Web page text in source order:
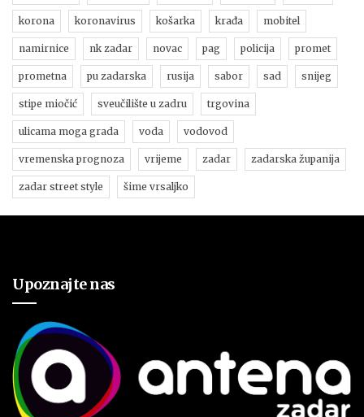
korona koronavirus košarka krađa mobitel
namirnice nk zadar novac pag policija promet
prometna pu zadarska rusija sabor sad snijeg
stipe miočić sveučilište u zadru trgovina
ulicama moga grada voda vodovod
vremenska prognoza vrijeme zadar zadarska županija
zadar street style šime vrsaljko
Upoznajte nas